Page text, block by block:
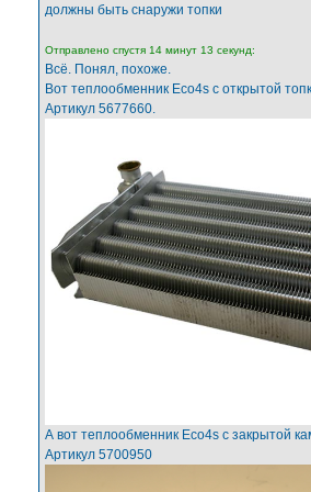
должны быть снаружи топки
Отправлено спустя 14 минут 13 секунд:
Всё. Понял, похоже.
Вот теплообменник Eco4s с открытой
Артикул 5677660.
А вот теплообменник Eco4s с закрытой
Артикул 5700950